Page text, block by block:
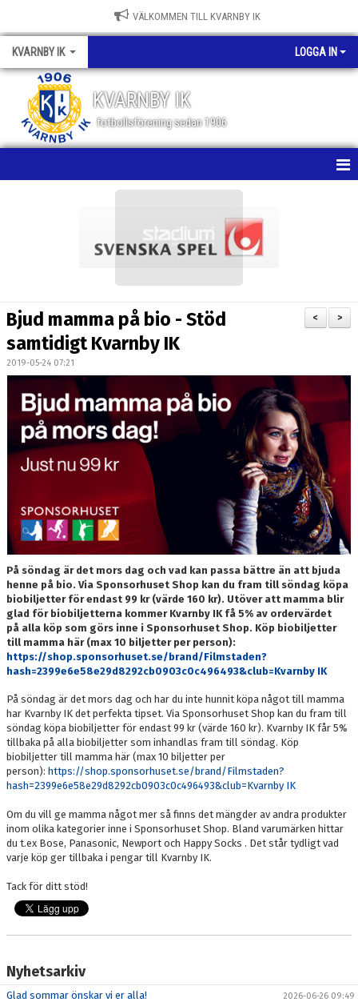
VÄLKOMMEN TILL KVARNBY IK
KVARNBY IK LOGGA IN
KVARNBY IK
fotbollsförening sedan 1906
BILDGALLERI
MEDLEMSKAP
LEDARE
>
<
Bjud mamma på bio - Stöd
samtidigt Kvarnby IK
2019-05-24 07:21
På söndag är det mors dag och vad kan passa bättre än att bjuda
henne på bio. Via Sponsorhuset Shop kan du fram till söndag köpa
biobiljetter för endast 99 kr (värde 160 kr). Utöver att mamma blir
glad för biobiljetterna kommer Kvarnby IK få 5% av ordervärdet
på alla köp som görs inne i Sponsorhuset Shop. Köp biobiljetter
till mamma här (max 10 biljetter per person):
https://shop.sponsorhuset.se/brand/Filmstaden?
hash=2399e6e58e29d8292cb0903c0c496493&club=Kvarnby IK​
På söndag är det mors dag och har du inte hunnit köpa något till mamma
har Kvarnby IK det perfekta tipset. Via Sponsorhuset Shop kan du fram till
söndag köpa biobiljetter för endast 99 kr (värde 160 kr). Kvarnby IK får 5%
tillbaka på alla biobiljetter som inhandlas fram till söndag. Köp
biobiljetter till mamma här (max 10 biljetter per
person): https://shop.sponsorhuset.se/brand/Filmstaden?
hash=2399e6e58e29d8292cb0903c0c496493&club=Kvarnby IK
Om du vill ge mamma något mer så finns det mängder av andra produkter
inom olika kategorier inne i Sponsorhuset Shop. Bland varumärken hittar
du t.ex Bose, Panasonic, Newport och Happy Socks . Det står tydligt vad
varje köp ger tillbaka i pengar till Kvarnby IK.
Tack för ditt stöd!
Nyhetsarkiv
Glad sommar önskar vi er alla! 2026-06-26 09:49